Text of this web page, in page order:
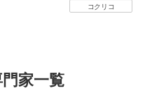
コクリコ
家一覧